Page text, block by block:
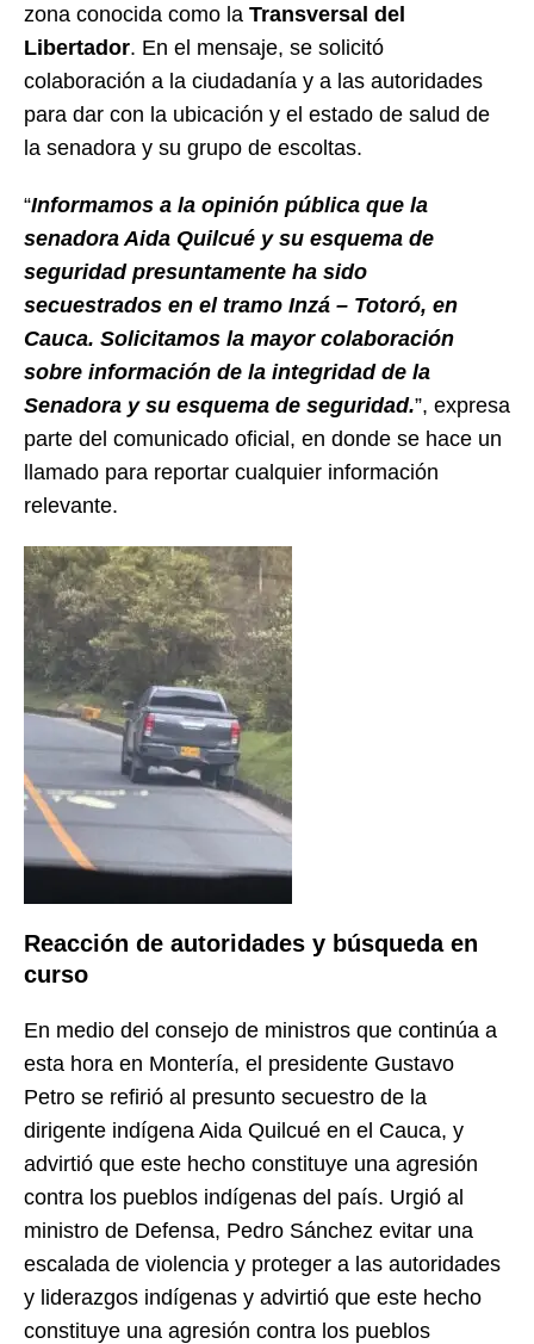
zona conocida como la Transversal del
Libertador. En el mensaje, se solicitó
colaboración a la ciudadanía y a las autoridades
para dar con la ubicación y el estado de salud de
la senadora y su grupo de escoltas.
“Informamos a la opinión pública que la
senadora Aida Quilcué y su esquema de
seguridad presuntamente ha sido
secuestrados en el tramo Inzá – Totoró, en
Cauca. Solicitamos la mayor colaboración
sobre información de la integridad de la
Senadora y su esquema de seguridad.”, expresa
parte del comunicado oficial, en donde se hace un
llamado para reportar cualquier información
relevante.
Reacción de autoridades y búsqueda en
curso
En medio del consejo de ministros que continúa a
esta hora en Montería, el presidente Gustavo
Petro se refirió al presunto secuestro de la
dirigente indígena Aida Quilcué en el Cauca, y
advirtió que este hecho constituye una agresión
contra los pueblos indígenas del país. Urgió al
ministro de Defensa, Pedro Sánchez evitar una
escalada de violencia y proteger a las autoridades
y liderazgos indígenas y advirtió que este hecho
constituye una agresión contra los pueblos